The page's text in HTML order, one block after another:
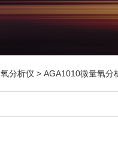
氧分析仪 > AGA1010微量氧分